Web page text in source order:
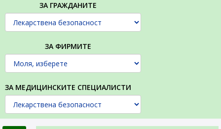
ЗА ГРАЖДАНИТЕ
ЗА ФИРМИТЕ
ЗА МЕДИЦИНСКИТЕ СПЕЦИАЛИСТИ